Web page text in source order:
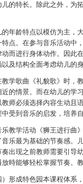
儿的特长。除此之外，为
的年龄特点以模仿为主，
特点。在参与音乐活动中
动而进行身体动作。因此
及结构全面考虑幼儿的身
教学歌曲《礼貌歌》时，
近的情景。而在幼儿的学
教师必须选择内容生动且
受到音乐的启发，培养自
乐教学活动《狮王进行曲
音乐最为基础的节奏感。
奏出现之前教师需要引导
時能够轻松掌握节奏。
）形成特色园本课程体系